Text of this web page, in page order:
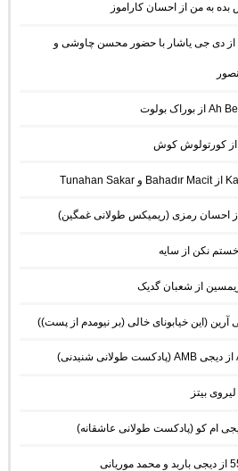
بده به من از احسان کاراموز
دانلود آهنگ ریمیکس زلزله 5 از دی جی یاشار با حضور محسن چاوشی و
نکن از سایه
از شعبان گدیک
(این خیابونای خالی (بر نیومدم از پست))